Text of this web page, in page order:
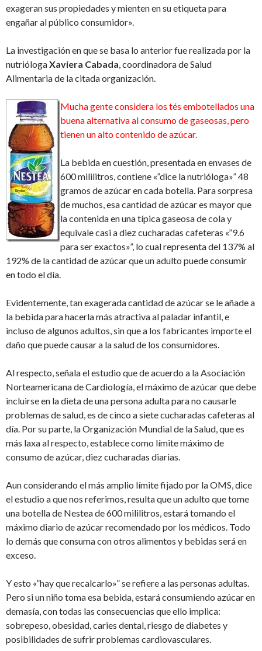
exageran sus propiedades y mienten en su etiqueta para
engañar al público consumidor».
La investigación en que se basa lo anterior fue realizada por la
nutriólogaXaviera Cabada, coordinadora de Salud
Alimentaria de la citada organización.
Mucha gente considera los tés embotellados una
buena alternativa al consumo de gaseosas, pero
tienen un alto contenido de azúcar.
La bebida en cuestión, presentada en envases de
600 mililitros, contiene «”dice la nutrióloga»” 48
gramos de azúcar en cada botella. Para sorpresa
de muchos, esa cantidad de azúcar es mayor que
la contenida en una típica gaseosa de cola y
equivale casi a diez cucharadas cafeteras «”9.6
para ser exactos»”, lo cual representa del 137% al
192% de la cantidad de azúcar que un adulto puede consumir
en todo el día.
Evidentemente, tan exagerada cantidad de azúcar se le añade a
la bebida para hacerla más atractiva al paladar infantil, e
incluso de algunos adultos, sin que a los fabricantes importe el
daño que puede causar a la salud de los consumidores.
Al respecto, señala el estudio que de acuerdo a la Asociación
Norteamericana de Cardiología, el máximo de azúcar que debe
incluirse en la dieta de una persona adulta para no causarle
problemas de salud, es de cinco a siete cucharadas cafeteras al
día. Por su parte, la Organización Mundial de la Salud, que es
más laxa al respecto, establece como límite máximo de
consumo de azúcar, diez cucharadas diarias.
Aun considerando el más amplio límite fijado por la OMS, dice
el estudio a que nos referimos, resulta que un adulto que tome
una botella de Nestea de 600 mililitros, estará tomando el
máximo diario de azúcar recomendado por los médicos. Todo
lo demás que consuma con otros alimentos y bebidas será en
exceso.
Y esto «”hay que recalcarlo»” se refiere a las personas adultas.
Pero si un niño toma esa bebida, estará consumiendo azúcar en
demasía, con todas las consecuencias que ello implica:
sobrepeso, obesidad, caries dental, riesgo de diabetes y
posibilidades de sufrir problemas cardiovasculares.